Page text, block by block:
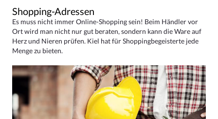
Shopping-Adressen
Es muss nicht immer Online-Shopping sein! Beim Händler vor
Ort wird man nicht nur gut beraten, sondern kann die Ware auf
Herz und Nieren prüfen. Kiel hat für Shoppingbegeisterte jede
Menge zu bieten.